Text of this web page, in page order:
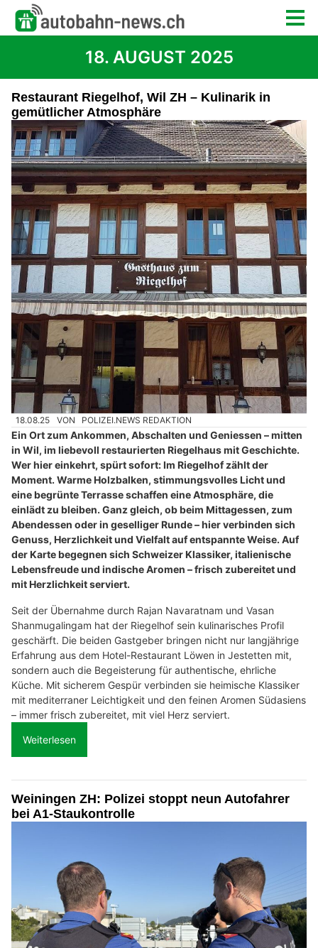
18. AUGUST 2025
Restaurant Riegelhof, Wil ZH – Kulinarik in
gemütlicher Atmosphäre
18.08.25 VON POLIZEI.NEWS REDAKTION
Ein Ort zum Ankommen, Abschalten und Geniessen – mitten
in Wil, im liebevoll restaurierten Riegelhaus mit Geschichte.
Wer hier einkehrt, spürt sofort: Im Riegelhof zählt der
Moment. Warme Holzbalken, stimmungsvolles Licht und
eine begrünte Terrasse schaffen eine Atmosphäre, die
einlädt zu bleiben. Ganz gleich, ob beim Mittagessen, zum
Abendessen oder in geselliger Runde – hier verbinden sich
Genuss, Herzlichkeit und Vielfalt auf entspannte Weise. Auf
der Karte begegnen sich Schweizer Klassiker, italienische
Lebensfreude und indische Aromen – frisch zubereitet und
mit Herzlichkeit serviert.
Seit der Übernahme durch Rajan Navaratnam und Vasan
Shanmugalingam hat der Riegelhof sein kulinarisches Profil
geschärft. Die beiden Gastgeber bringen nicht nur langjährige
Erfahrung aus dem Hotel-Restaurant Löwen in Jestetten mit,
sondern auch die Begeisterung für authentische, ehrliche
Küche. Mit sicherem Gespür verbinden sie heimische Klassiker
mit mediterraner Leichtigkeit und den feinen Aromen Südasiens
– immer frisch zubereitet, mit viel Herz serviert.
Weiterlesen
Weiningen ZH: Polizei stoppt neun Autofahrer
bei A1-Staukontrolle